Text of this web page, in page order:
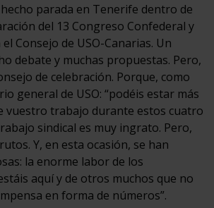
parada en Tenerife dentro de
del 13 Congreso Confederal y
Consejo de USO-Canarias. Un
debate y muchas propuestas. Pero,
de celebración. Porque, como
general de USO: “podéis estar más
vuestro trabajo durante estos cuatro
sindical es muy ingrato. Pero,
Y, en esta ocasión, se han
la enorme labor de los
aquí y de otros muchos que no
en forma de números”.